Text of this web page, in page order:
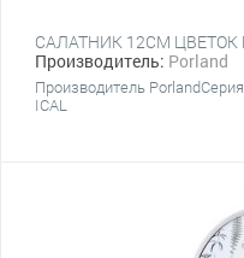
САЛАТНИК 12CM
Производитель: Porland
Производитель
ICAL